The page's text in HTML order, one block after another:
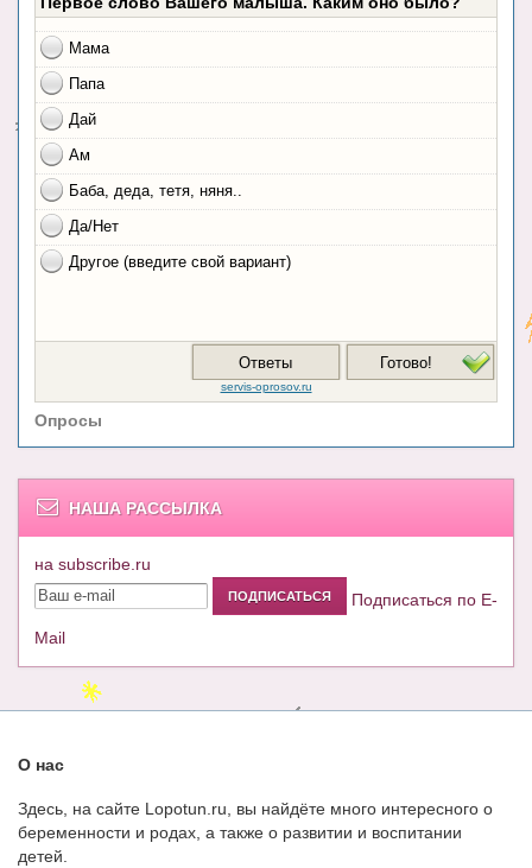
Опросы
НАША РАССЫЛКА
на subscribe.ru
Подписаться по E-
Mail
О нас
Здесь, на сайте Lopotun.ru, вы найдёте много интересного о
беременности и родах, а также о развитии и воспитании
детей.